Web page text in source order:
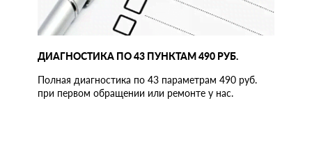
ДИАГНОСТИКА ПО 43 ПУНКТАМ 490 РУБ.
Полная диагностика по 43 параметрам 490 руб.
при первом обращении или ремонте у нас.